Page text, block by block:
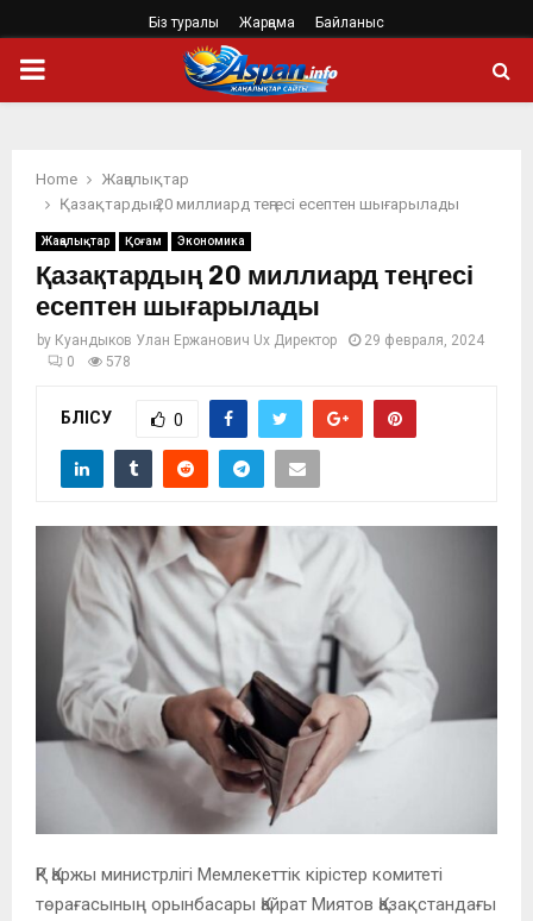
Біз туралы Жарңама Байланыс
PRIMARY
Home
Жаңалықтар
Қазақтардың 20 миллиард теңгесі есептен шығарылады
Жаңалықтар Қоғам Экономика
Қазақтардың 20 миллиард теңгесі
есептен шығарылады
by Куандыков Улан Ержанович Ux Директор
29 февраля, 2024
0
578
БӨЛІСУ 0
ҚР Қаржы министрлігі Мемлекеттік кірістер комитеті
төрағасының орынбасары Қайрат Миятов Қазақстандағы